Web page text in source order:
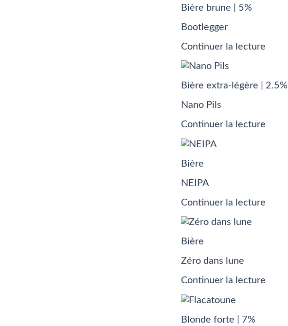
Bière brune | 5%
Bootlegger
Continuer la lecture
Bière extra-légère | 2.5%
Nano Pils
Continuer la lecture
Bière
NEIPA
Continuer la lecture
Bière
Zéro dans lune
Continuer la lecture
Blonde forte | 7%